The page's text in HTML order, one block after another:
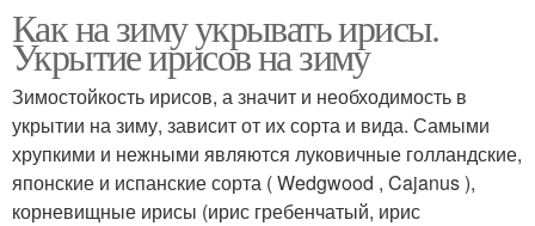
Как на зиму укрывать ирисы.
Укрытие ирисов на зиму
Зимостойкость ирисов, а значит и необходимость в
укрытии на зиму, зависит от их сорта и вида. Самыми
хрупкими и нежными являются луковичные голландские,
японские и испанские сорта ( Wedgwood , Cajanus ),
корневищные ирисы (ирис гребенчатый, ирис